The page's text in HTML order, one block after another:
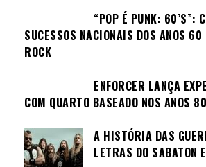
“POP É PUNK: 60’S”:
SUCESSOS NACIONAIS DOS ANOS
ROCK
ENFORCER LANÇA
COM QUARTO BASEADO NOS ANOS 80
A HISTÓRIA DAS
LETRAS DO SABATON